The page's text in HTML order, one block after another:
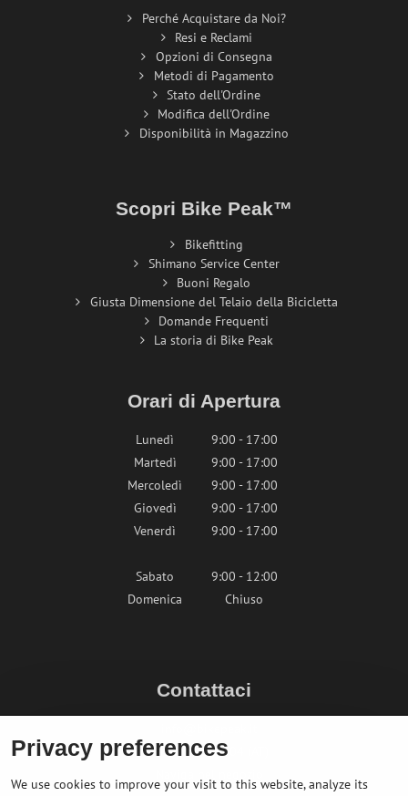
Perché Acquistare da Noi?
Resi e Reclami
Opzioni di Consegna
Metodi di Pagamento
Stato dell'Ordine
Modifica dell'Ordine
Disponibilità in Magazzino
Scopri Bike Peak™
Bikefitting
Shimano Service Center
Buoni Regalo
Giusta Dimensione del Telaio della Bicicletta
Domande Frequenti
La storia di Bike Peak
Orari di Apertura
Lunedì
9:00 - 17:00
Martedì
9:00 - 17:00
Mercoledì
9:00 - 17:00
Giovedì
9:00 - 17:00
Venerdì
9:00 - 17:00
Sabato
9:00 - 12:00
Domenica
Chiuso
Contattaci
+436764858804 (AT)
Privacy preferences
We use cookies to improve your visit to this website, analyze its